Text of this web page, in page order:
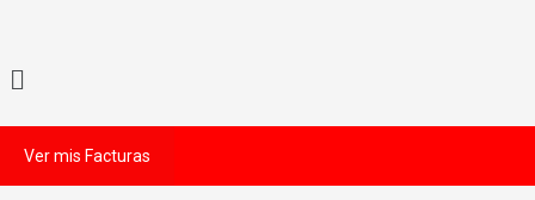
contenido
Menú
Ver mis Facturas